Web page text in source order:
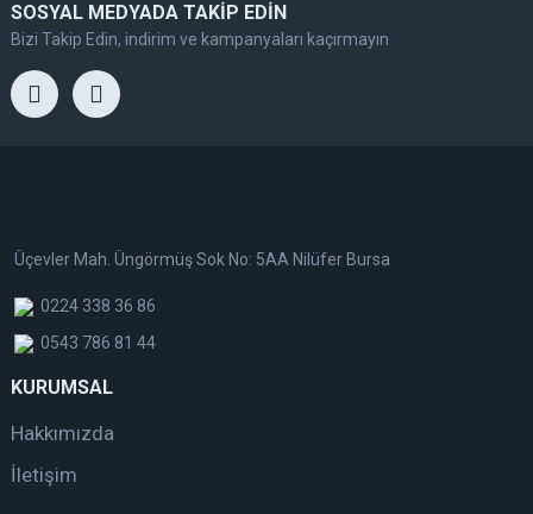
SOSYAL MEDYADA TAKİP EDİN
Bizi Takip Edin, indirim ve kampanyaları kaçırmayın
Üçevler Mah. Üngörmüş Sok No: 5AA Nilüfer Bursa
0224 338 36 86
0543 786 81 44
KURUMSAL
Hakkımızda
İletişim